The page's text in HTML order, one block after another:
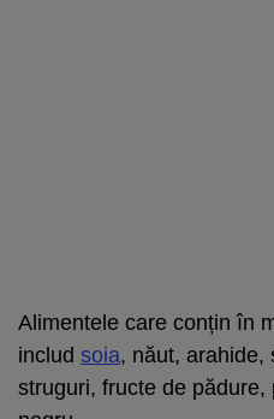
Alimentele care conțin în
includ soia, năut, arahide,
struguri, fructe de pădure,